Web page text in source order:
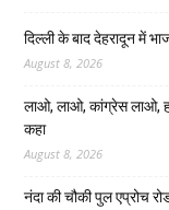
दिल्ली के बाद देहरादून में
August 8, 2026
लाओ, लाओ, कांग्रेस लाओ,
कहा
August 8, 2026
नंदा की चौकी पुल एप्रोच